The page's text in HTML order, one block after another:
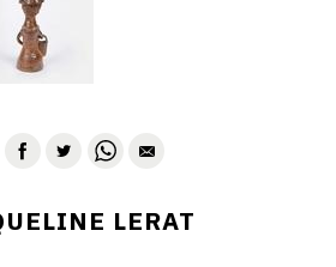
LERAT